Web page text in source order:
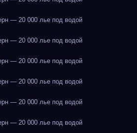
— 20 000 лье под водой
— 20 000 лье под водой
— 20 000 лье под водой
— 20 000 лье под водой
— 20 000 лье под водой
— 20 000 лье под водой